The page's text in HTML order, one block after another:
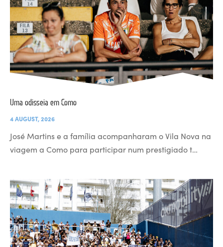
Uma odisseia em Como
4 AUGUST, 2026
José Martins e a família acompanharam o Vila Nova na
viagem a Como para participar num prestigiado t…